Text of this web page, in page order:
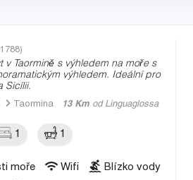
v Taormině s výhledem na moře s
výhledem. Ideální pro
Sicílii.
Taormina 13 Km od Linguaglossa
1 1
moře Wifi
Blízko vody